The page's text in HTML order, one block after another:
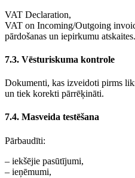
VAT Declaration,
VAT on Incoming/Outgoing
pārdošanas un iepirkumu atskaites.
7.3. Vēsturiskuma kontrole
Dokumenti, kas izveidoti pirms
un tiek korekti pārrēķināti.
7.4. Masveida testēšana
Pārbaudīti:
– iekšējie pasūtījumi,
– ieņēmumi,